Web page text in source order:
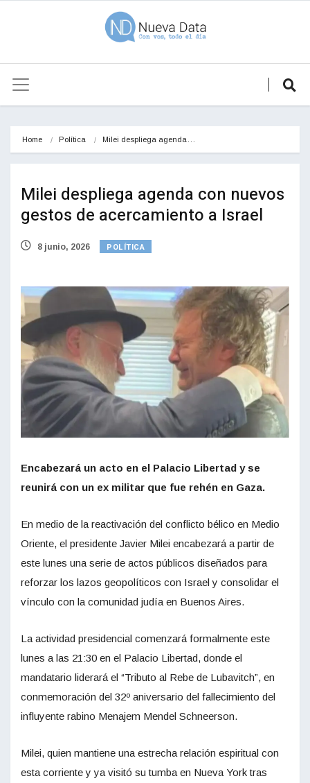
Home Política Milei despliega agenda…
Milei despliega agenda con nuevos
gestos de acercamiento a Israel
8 junio, 2026 POLÍTICA
Encabezará un acto en el Palacio Libertad y se
reunirá con un ex militar que fue rehén en Gaza.
En medio de la reactivación del conflicto bélico en Medio
Oriente, el presidente Javier Milei encabezará a partir de
este lunes una serie de actos públicos diseñados para
reforzar los lazos geopolíticos con Israel y consolidar el
vínculo con la comunidad judía en Buenos Aires.
La actividad presidencial comenzará formalmente este
lunes a las 21:30 en el Palacio Libertad, donde el
mandatario liderará el “Tributo al Rebe de Lubavitch”, en
conmemoración del 32º aniversario del fallecimiento del
influyente rabino Menajem Mendel Schneerson.
Milei, quien mantiene una estrecha relación espiritual con
esta corriente y ya visitó su tumba en Nueva York tras